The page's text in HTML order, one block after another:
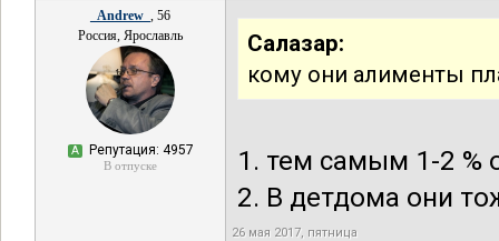
_Andrew_ , 56
Россия, Ярославль
А Репутация: 4957
В отпуске
Салазар:
кому они алименты
1. тем самым 1-2 %
2. В детдома они
26 мая 2017, пятница